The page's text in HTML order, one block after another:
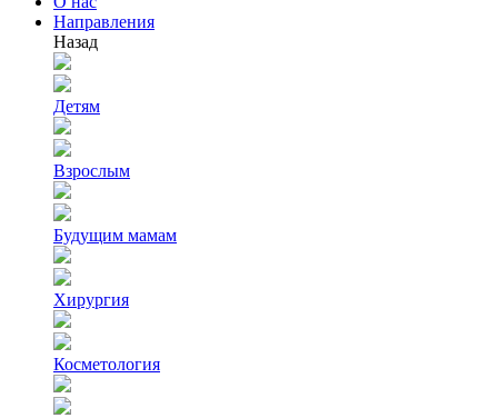
Направления
Назад
Детям
Взрослым
Будущим мамам
Хирургия
Косметология